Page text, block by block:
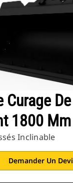
Curage
1800
Inclinable
Demander Un